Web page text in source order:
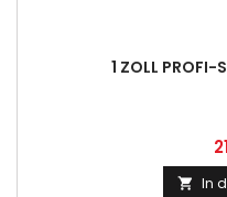
1 ZOLL PROFI-
 In